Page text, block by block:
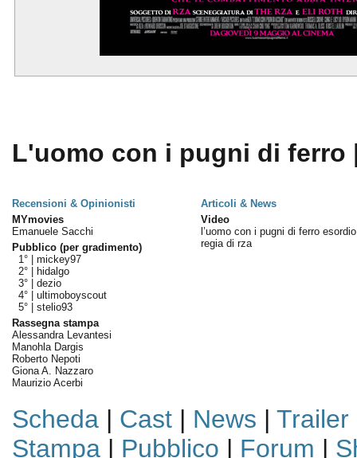
L'uomo con i pugni di ferro
Recensioni & Opinionisti
Articoli & News
MYmovies
Emanuele Sacchi
Pubblico (per gradimento)
1° | mickey97
2° |
hidalgo
3° | dezio
4° | ultimoboyscout
5° | stelio93
Rassegna stampa
Alessandra Levantesi
Manohla Dargis
Roberto Nepoti
Giona A. Nazzaro
Maurizio Acerbi
Video
l’uomo con i pugni di ferro
regia di rza
Scheda| Cast| News | Trailer
Stampa| Pubblico | Forum |